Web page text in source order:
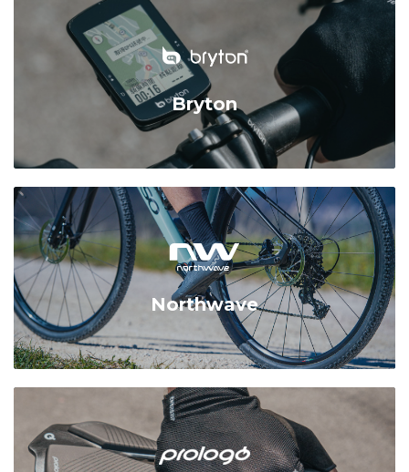
Bryton
Northwave